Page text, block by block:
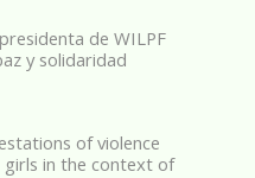
de WILPF
y solidaridad
of violence
girls in the context of